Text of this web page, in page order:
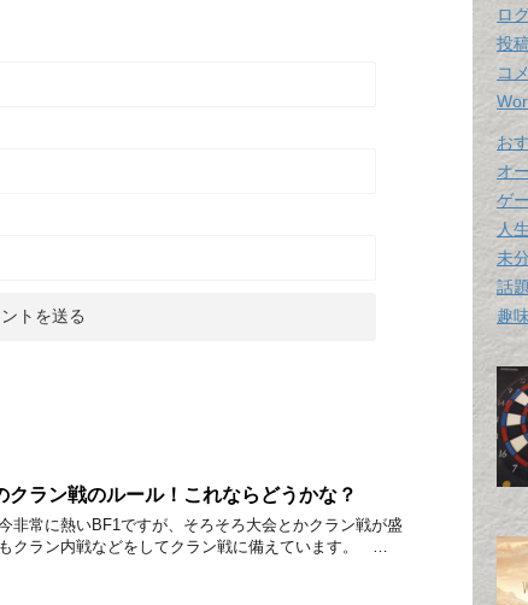
クラン戦のルール！これならどうかな？
常に熱いBF1ですが、そろそろ大会とかクラン戦が盛
クラン内戦などをしてクラン戦に備えています。 …
ロ
投
コ
お
オ
ゲ
人
未
話
趣